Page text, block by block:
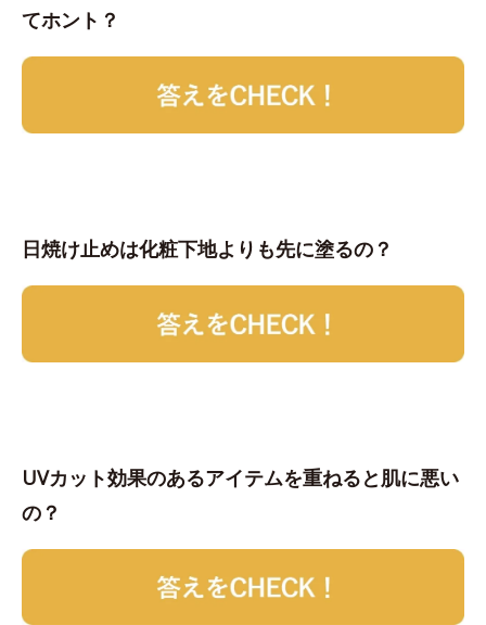
てホント？
日焼け止めは化粧下地よりも先に塗るの？
UVカット効果のあるアイテムを重ねると肌に悪い
の？